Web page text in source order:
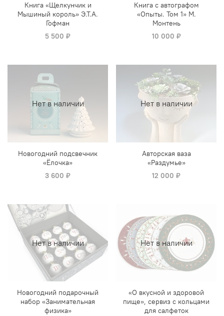
Книга «Щелкунчик и
Мышиный король» Э.Т.А.
Гофман
5 500 ₽
Книга с автографом
«Опыты. Том 1» М.
Монтень
10 000 ₽
Нет в наличии
Новогодний подсвечник
«Ёлочка»
3 600 ₽
Нет в наличии
Авторская ваза
«Раздумье»
12 000 ₽
Нет в наличии
Новогодний подарочный
набор «Занимательная
физика»
Нет в наличии
«О вкусной и здоровой
пище», сервиз с кольцами
для салфеток